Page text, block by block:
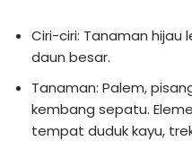
Ciri-ciri: Tanaman hijau
daun besar.
Tanaman: Palem,
kembang sepatu.
tempat duduk kayu,